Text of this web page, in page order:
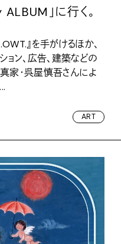
」に行く。
』を手がけるほか、
ョン、広告、建築などの
家・呉屋慎吾さんによ
ART